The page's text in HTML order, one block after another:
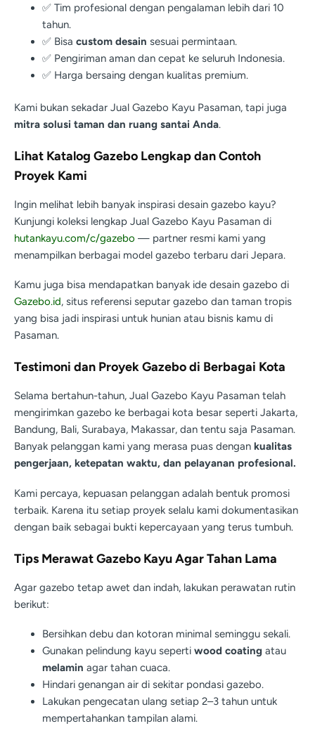
✅ Tim profesional dengan pengalaman lebih dari 10
tahun.
✅ Bisa custom desain sesuai permintaan.
✅ Pengiriman aman dan cepat ke seluruh Indonesia.
✅ Harga bersaing dengan kualitas premium.
Kami bukan sekadar Jual Gazebo Kayu Pasaman, tapi juga
mitra solusi taman dan ruang santai Anda.
Lihat Katalog Gazebo Lengkap dan Contoh
Proyek Kami
Ingin melihat lebih banyak inspirasi desain gazebo kayu?
Kunjungi koleksi lengkap Jual Gazebo Kayu Pasaman di
hutankayu.com/c/gazebo — partner resmi kami yang
menampilkan berbagai model gazebo terbaru dari Jepara.
Kamu juga bisa mendapatkan banyak ide desain gazebo di
Gazebo.id, situs referensi seputar gazebo dan taman tropis
yang bisa jadi inspirasi untuk hunian atau bisnis kamu di
Pasaman.
Testimoni dan Proyek Gazebo di Berbagai Kota
Selama bertahun-tahun, Jual Gazebo Kayu Pasaman telah
mengirimkan gazebo ke berbagai kota besar seperti Jakarta,
Bandung, Bali, Surabaya, Makassar, dan tentu saja Pasaman.
Banyak pelanggan kami yang merasa puas dengan kualitas
pengerjaan, ketepatan waktu, dan pelayanan profesional.
Kami percaya, kepuasan pelanggan adalah bentuk promosi
terbaik. Karena itu setiap proyek selalu kami dokumentasikan
dengan baik sebagai bukti kepercayaan yang terus tumbuh.
Tips Merawat Gazebo Kayu Agar Tahan Lama
Agar gazebo tetap awet dan indah, lakukan perawatan rutin
berikut:
Bersihkan debu dan kotoran minimal seminggu sekali.
Gunakan pelindung kayu seperti wood coating atau
melamin agar tahan cuaca.
Hindari genangan air di sekitar pondasi gazebo.
Lakukan pengecatan ulang setiap 2–3 tahun untuk
mempertahankan tampilan alami.